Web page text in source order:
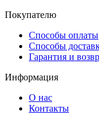
Покупателю
Способы оплаты
Способы
Гарантия и
Информация
О нас
Контакты